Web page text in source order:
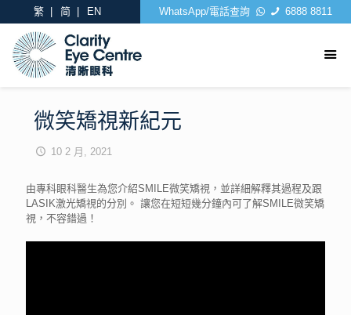
繁 简 EN WhatsApp/電話查詢 6888 8811
微笑矯視新紀元
10 2 月, 2021
由專科眼科醫生為您介紹SMILE微笑矯視，並詳細解釋其過程及跟
LASIK激光矯視的分別。 讓您在短短幾分鐘內可了解SMILE微笑矯
視，不容錯過！